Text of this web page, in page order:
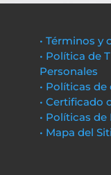
• Términos y
• Política de
Personales
• Políticas
• Certificado
• Políticas
• Mapa del